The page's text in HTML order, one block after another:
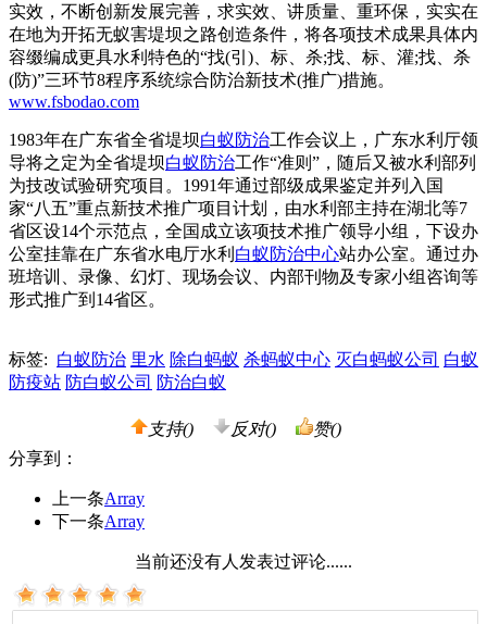
实效，不断创新发展完善，求实效、讲质量、重环保，实实在
在地为开拓无蚁害堤坝之路创造条件，将各项技术成果具体内
容缀编成更具水利特色的“找(引)、标、杀;找、标、灌;找、杀
(防)”三环节8程序系统综合防治新技术(推广)措施。
www.fsbodao.com
1983年在广东省全省堤坝白蚁防治工作会议上，广东水利厅领
导将之定为全省堤坝白蚁防治工作“准则”，随后又被水利部列
为技改试验研究项目。1991年通过部级成果鉴定并列入国
家“八五”重点新技术推广项目计划，由水利部主持在湖北等7
省区设14个示范点，全国成立该项技术推广领导小组，下设办
公室挂靠在广东省水电厅水利 白蚁防治中心站办公室。通过办
班培训、录像、幻灯、现场会议、内部刊物及专家小组咨询等
形式推广到14省区。
标签: 白蚁防治 里水 除白蚂蚁 杀蚂蚁中心 灭白蚂蚁公司 白蚁
防疫站 防白蚁公司 防治白蚁
支持() 反对() 赞()
分享到：
上一条Array
下一条Array
当前还没有人发表过评论......